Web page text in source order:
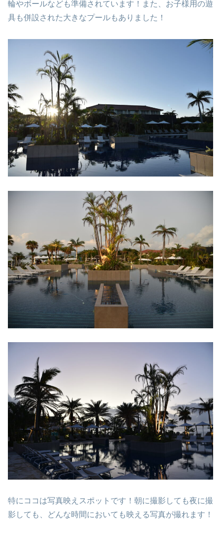
輪やボールなども準備されています！また、お子様用の遊
具も併設された大きなプールもありました！
特にココは写真映えスポットです！朝に撮影しても夜に撮
影しても、どんな時間においても映える写真が撮れます！